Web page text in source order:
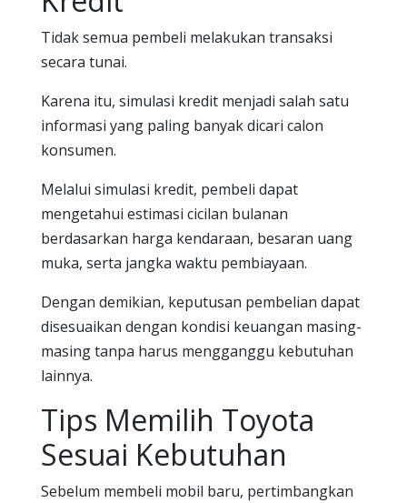
Tidak semua pembeli melakukan transaksi
secara tunai.
Karena itu, simulasi kredit menjadi salah satu
informasi yang paling banyak dicari calon
konsumen.
Melalui simulasi kredit, pembeli dapat
mengetahui estimasi cicilan bulanan
berdasarkan harga kendaraan, besaran uang
muka, serta jangka waktu pembiayaan.
Dengan demikian, keputusan pembelian dapat
disesuaikan dengan kondisi keuangan masing-
masing tanpa harus mengganggu kebutuhan
lainnya.
Tips Memilih Toyota
Sesuai Kebutuhan
Sebelum membeli mobil baru, pertimbangkan